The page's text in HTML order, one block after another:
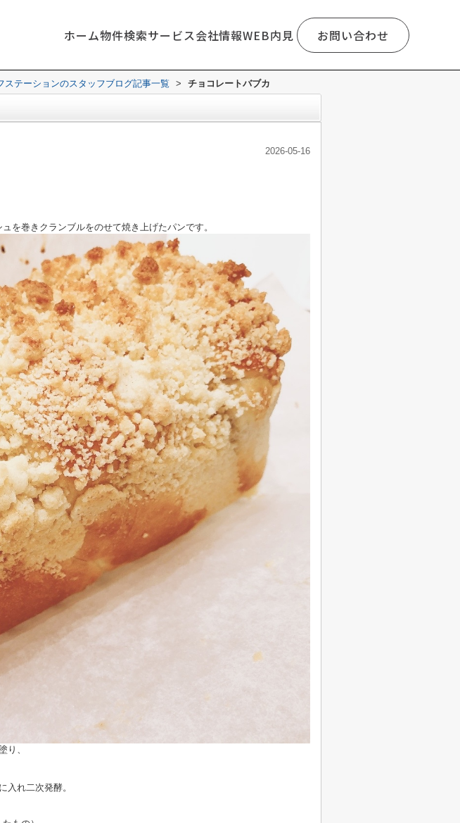
ホーム物件検索サービス会社情報WEB内見 お問い合わせ
ステーションのスタッフブログ記事一覧 > チョコレートバブカ
2026-05-16
を巻きクランブルをのせて焼き上げたパンです。
り、
入れ二次発酵。